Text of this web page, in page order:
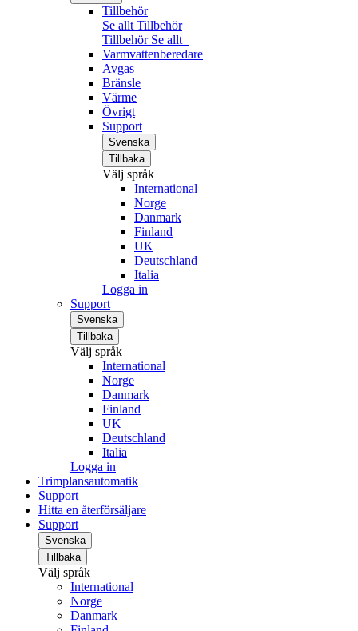
Tillbehör
Se allt Tillbehör
Tillbehör Se allt
Varmvattenberedare
Avgas
Bränsle
Värme
Övrigt
Support
Svenska
Tillbaka
Välj språk
International
Norge
Danmark
Finland
UK
Deutschland
Italia
Logga in
Support
Svenska
Tillbaka
Välj språk
International
Norge
Danmark
Finland
UK
Deutschland
Italia
Logga in
Trimplansautomatik
Support
Hitta en återförsäljare
Support
Svenska
Tillbaka
Välj språk
International
Norge
Danmark